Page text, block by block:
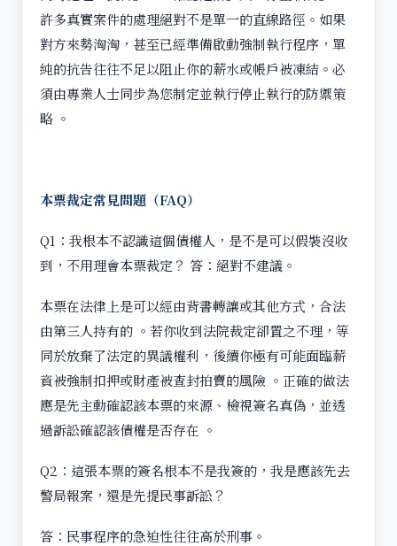
許多真實案件的處理絕對不是單一的直線路徑。如果
對方來勢洶洶，甚至已經準備啟動強制執行程序，單
純的抗告往往不足以阻止你的薪水或帳戶被凍結。必
須由專業人士同步為您制定並執行停止執行的防禦策
略 。
本票裁定常見問題（FAQ）
Q1：我根本不認識這個債權人，是不是可以假裝沒收
到，不用理會本票裁定？ 答：絕對不建議。
本票在法律上是可以經由背書轉讓或其他方式，合法
由第三人持有的 。若你收到法院裁定卻置之不理，等
同於放棄了法定的異議權利，後續你極有可能面臨薪
資被強制扣押或財產被查封拍賣的風險 。正確的做法
應是先主動確認該本票的來源、檢視簽名真偽，並透
過訴訟確認該債權是否存在 。
Q2：這張本票的簽名根本不是我簽的，我是應該先去
警局報案，還是先提民事訴訟？
答：民事程序的急迫性往往高於刑事。